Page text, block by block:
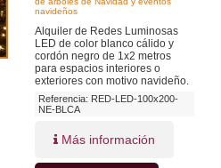
navideños
Alquiler de Redes Luminosas
LED de color blanco cálido y
cordón negro de 1x2 metros
para espacios interiores o
exteriores con motivo navideño.
Referencia: RED-LED-100x200-
NE-BLCA
Más información